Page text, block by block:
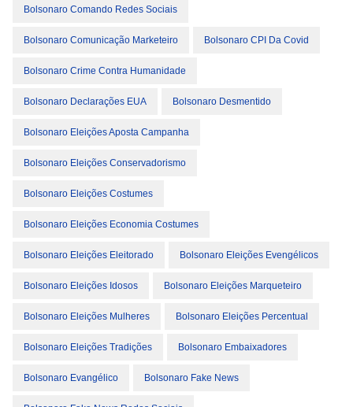
Bolsonaro Comando Redes Sociais
Bolsonaro Comunicação Marketeiro Bolsonaro CPI Da Covid
Bolsonaro Crime Contra Humanidade
Bolsonaro Declarações EUA Bolsonaro Desmentido
Bolsonaro Eleições Aposta Campanha
Bolsonaro Eleições Conservadorismo
Bolsonaro Eleições Costumes
Bolsonaro Eleições Economia Costumes
Bolsonaro Eleições Eleitorado Bolsonaro Eleições Evengélicos
Bolsonaro Eleições Idosos Bolsonaro Eleições Marqueteiro
Bolsonaro Eleições Mulheres Bolsonaro Eleições Percentual
Bolsonaro Eleições Tradições Bolsonaro Embaixadores
Bolsonaro Evangélico Bolsonaro Fake News